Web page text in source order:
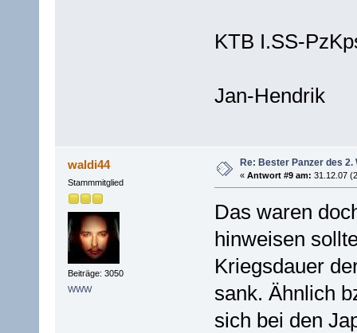
KTB I.SS-
Jan-Hendrik
waldi44
Stammmitglied
Beiträge: 3050
WWW
Re: Bester Panzer des 2.
« Antwort #9 am: 31.12.07
Das waren
hinweisen
Kriegsdauer
sank. Ähnlich
sich bei den